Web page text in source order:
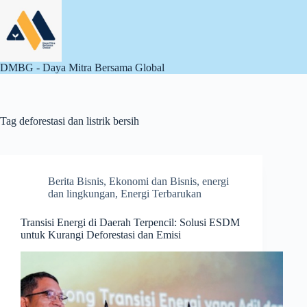
content
DMBG - Daya Mitra Bersama Global
Tag deforestasi dan listrik bersih
Berita Bisnis, Ekonomi dan Bisnis, energi
dan lingkungan, Energi Terbarukan
Transisi Energi di Daerah Terpencil: Solusi ESDM
untuk Kurangi Deforestasi dan Emisi